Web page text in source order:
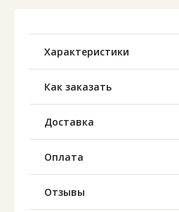
Характеристики
Как заказать
Доставка
Оплата
Отзывы